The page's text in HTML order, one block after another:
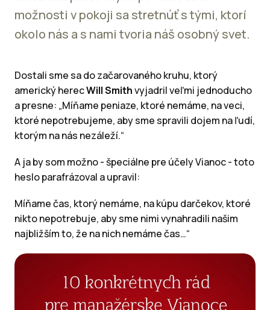
možnosti v pokoji sa stretnúť s tými, ktorí
okolo nás a s nami tvoria náš osobný svet.
Dostali sme sa do začarovaného kruhu, ktorý
americký herecWill Smithvyjadril veľmi jednoducho
a presne: „Míňame peniaze, ktoré nemáme, na veci,
ktoré nepotrebujeme, aby sme spravili dojem na ľudí,
ktorým na nás nezáleží.“
A ja by som možno - špeciálne pre účely Vianoc - toto
heslo parafrázoval a upravil:
Míňame čas, ktorý nemáme, na kúpu darčekov, ktoré
nikto nepotrebuje, aby sme nimi vynahradili našim
najbližším to, že na nich nemáme čas…“